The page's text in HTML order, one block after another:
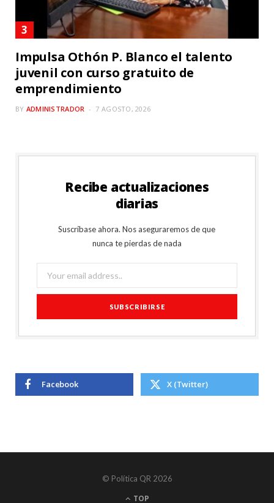
Impulsa Othón P. Blanco el talento
juvenil con curso gratuito de
emprendimiento
BY ADMINISTRADOR 7 AGOSTO, 2026
Recibe actualizaciones
diarias
Suscríbase ahora. Nos aseguraremos de que
nunca te pierdas de nada
Facebook X (Twitter)
© Política QR 2026
TOP